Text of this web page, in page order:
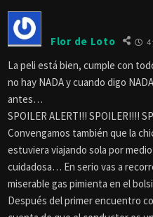
Flor de Loto 4
La peli está bien, cumple con
no hay NADA y cuando digo
antes…
SPOILER ALERT!!! SPOILER!!!!
Convengamos también que la
estuviera viajando sola por
cuidadosa… En serio vas a
miserable gas pimienta en el
Después del primer encuentro